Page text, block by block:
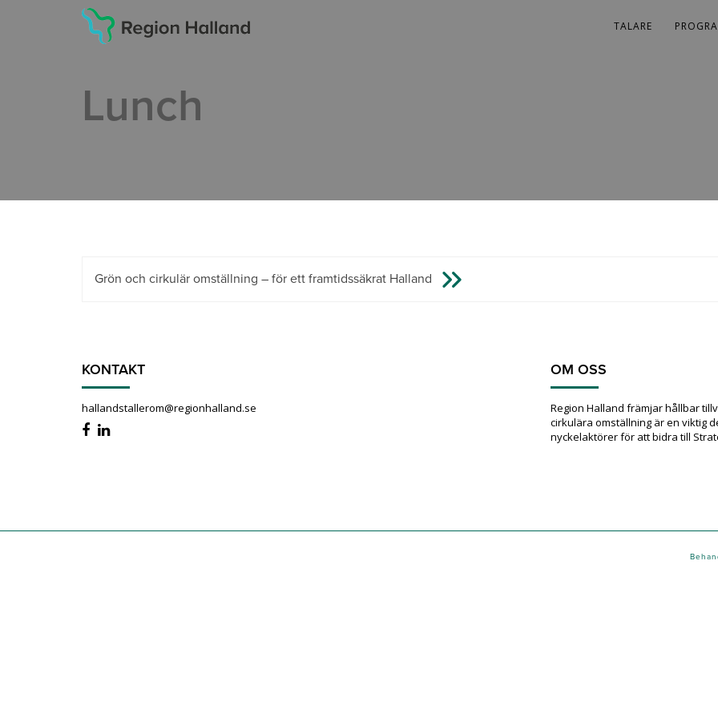
TALARE
Lunch
Inläggsnavigering
Grön och cirkulär omställning – för ett framtidssäkrat Halland
KONTAKT
hallandstallerom@regionhalland.se
OM OSS
Region Halland främjar hållbar
cirkulära omställning är en viktig
nyckelaktörer för att bidra till